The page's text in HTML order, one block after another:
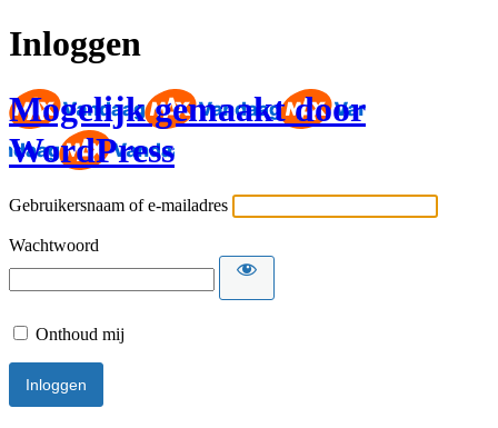
Inloggen
Mogelijk gemaakt door
WordPress
Gebruikersnaam of e-mailadres
Wachtwoord
Onthoud mij